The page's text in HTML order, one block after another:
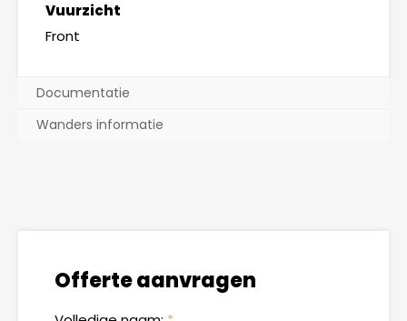
Vuurzicht
Front
Documentatie
Wanders informatie
Offerte aanvragen